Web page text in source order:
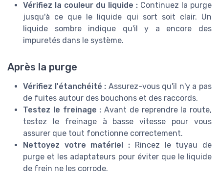
Vérifiez la couleur du liquide : Continuez la purge
jusqu'à ce que le liquide qui sort soit clair. Un
liquide sombre indique qu'il y a encore des
impuretés dans le système.
Après la purge
Vérifiez l'étanchéité : Assurez-vous qu'il n'y a pas
de fuites autour des bouchons et des raccords.
Testez le freinage : Avant de reprendre la route,
testez le freinage à basse vitesse pour vous
assurer que tout fonctionne correctement.
Nettoyez votre matériel : Rincez le tuyau de
purge et les adaptateurs pour éviter que le liquide
de frein ne les corrode.